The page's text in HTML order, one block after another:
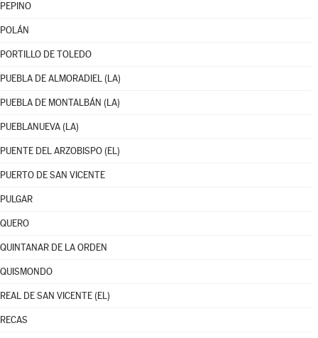
PEPINO
POLÁN
PORTILLO DE TOLEDO
PUEBLA DE ALMORADIEL (LA)
PUEBLA DE MONTALBÁN (LA)
PUEBLANUEVA (LA)
PUENTE DEL ARZOBISPO (EL)
PUERTO DE SAN VICENTE
PULGAR
QUERO
QUINTANAR DE LA ORDEN
QUISMONDO
REAL DE SAN VICENTE (EL)
RECAS